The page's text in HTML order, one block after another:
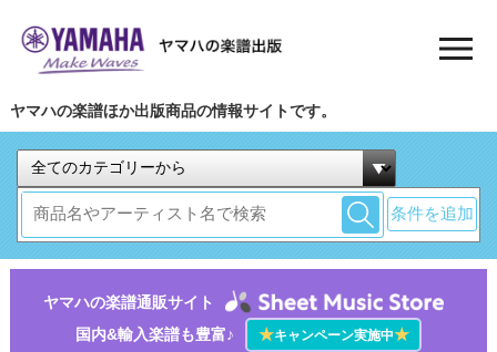
ヤマハの楽譜ほか出版商品の情報サイトです。
条件を追加
ヤマハの楽譜通販サイト
国内&輸入楽譜も豊富♪
★キャンペーン実施中★